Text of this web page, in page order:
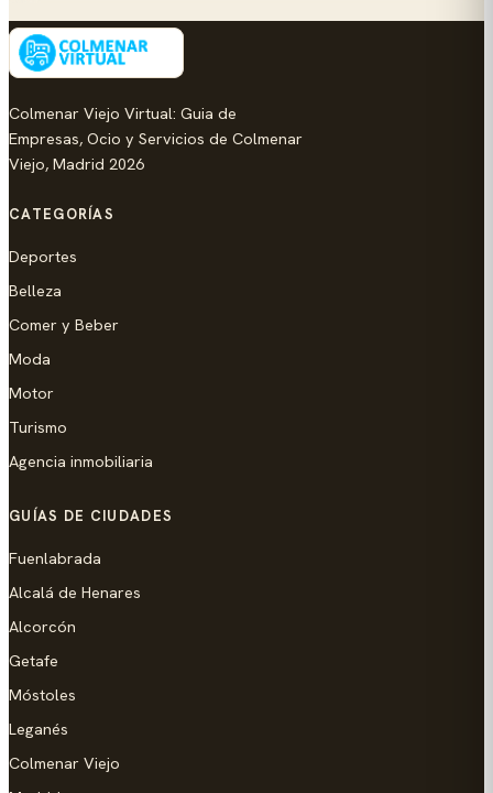
Colmenar Viejo Virtual: Guia de
Empresas, Ocio y Servicios de Colmenar
Viejo, Madrid 2026
CATEGORÍAS
Deportes
Belleza
Comer y Beber
Moda
Motor
Turismo
Agencia inmobiliaria
GUÍAS DE CIUDADES
Fuenlabrada
Alcalá de Henares
Alcorcón
Getafe
Móstoles
Leganés
Colmenar Viejo